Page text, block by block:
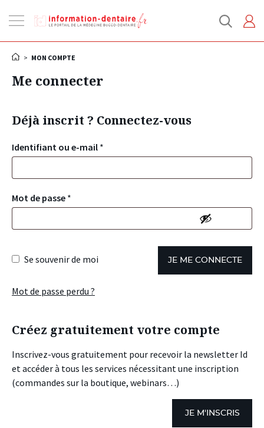
la
> MON COMPTE
Me connecter
Déjà inscrit ? Connectez-vous
Identifiant ou e-mail *
Mot de passe *
Se souvenir de moi JE ME CONNECTE
Mot de passe perdu ?
Créez gratuitement votre compte
Inscrivez-vous gratuitement pour recevoir la newsletter Id
et accéder à tous les services nécessitant une inscription
(commandes sur la boutique, webinars…)
JE M'INSCRIS